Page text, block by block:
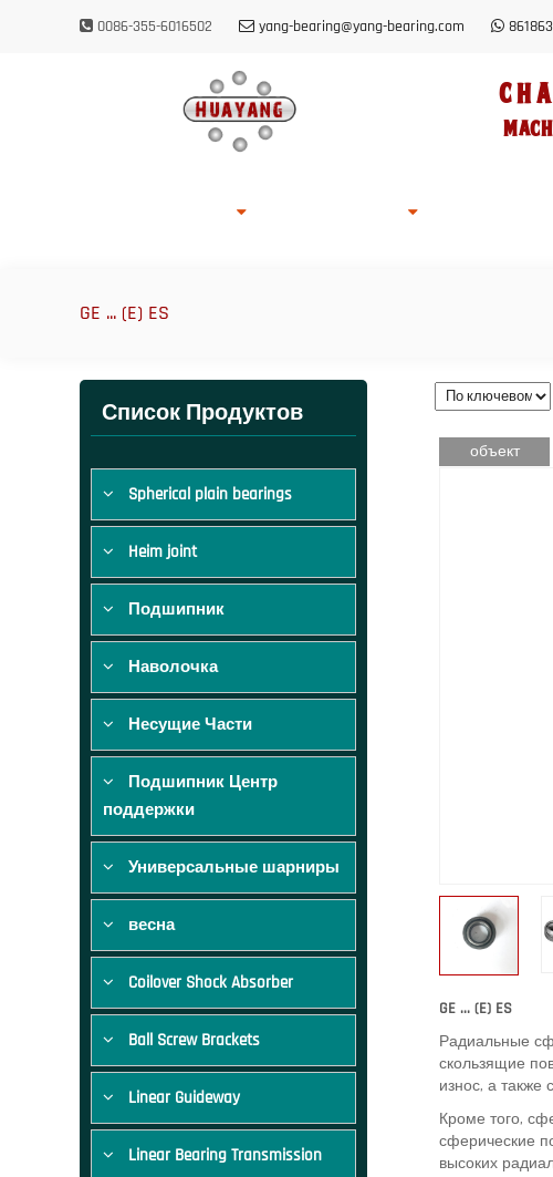
0086-355-6016502 yang-bearing@yang-bearing.com
GE ... (E) ES
Список Продуктов
Spherical plain bearings
Heim joint
Подшипник
Наволочка
Несущие Части
Подшипник Центр
поддержки
Универсальные шарниры
весна
Coilover Shock Absorber
Ball Screw Brackets
Linear Guideway
Linear Bearing Transmission
объект
GE ... (E) ES
Радиальные
скользящие
износ, а также
Кроме того,
сферические
высоких